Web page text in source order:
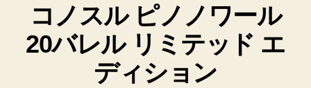
ゴ
リ
ー
コノスル ピノノワール
20バレル リミテッド エ
ディション